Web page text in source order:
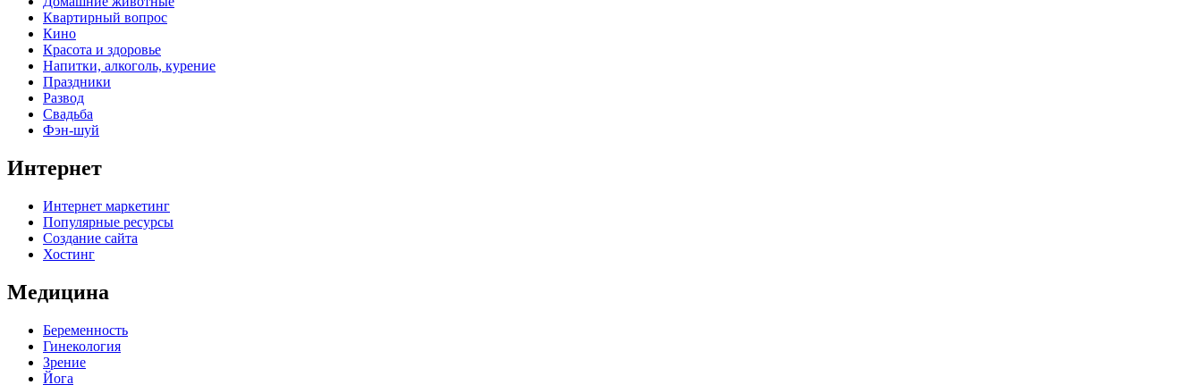
Квартирный вопрос
Кино
Красота и здоровье
Напитки, алкоголь, курение
Праздники
Развод
Свадьба
Фэн-шуй
Интернет
Интернет маркетинг
Популярные ресурсы
Создание сайта
Хостинг
Медицина
Беременность
Гинекология
Зрение
Йога